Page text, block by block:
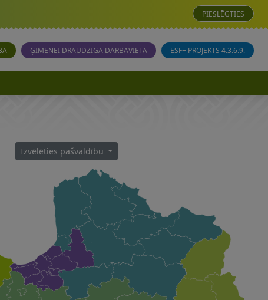
PIESLĒGTIES
ĢIMENEI DRAUDZĪGA DARBAVIETA ESF+ PROJEKTS 4.3.6.9.
Izvēlēties pašvaldību